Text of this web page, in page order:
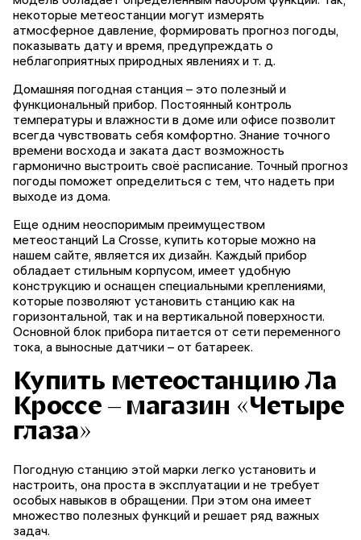
некоторые метеостанции могут измерять
атмосферное давление, формировать прогноз погоды,
показывать дату и время, предупреждать о
неблагоприятных природных явлениях и т. д.
Домашняя погодная станция – это полезный и
функциональный прибор. Постоянный контроль
температуры и влажности в доме или офисе позволит
всегда чувствовать себя комфортно. Знание точного
времени восхода и заката даст возможность
гармонично выстроить своё расписание. Точный прогноз
погоды поможет определиться с тем, что надеть при
выходе из дома.
Еще одним неоспоримым преимуществом
метеостанций La Crosse, купить которые можно на
нашем сайте, является их дизайн. Каждый прибор
обладает стильным корпусом, имеет удобную
конструкцию и оснащен специальными креплениями,
которые позволяют установить станцию как на
горизонтальной, так и на вертикальной поверхности.
Основной блок прибора питается от сети переменного
тока, а выносные датчики – от батареек.
Купить метеостанцию Ла
Кроссе – магазин «Четыре
глаза»
Погодную станцию этой марки легко установить и
настроить, она проста в эксплуатации и не требует
особых навыков в обращении. При этом она имеет
множество полезных функций и решает ряд важных
задач.